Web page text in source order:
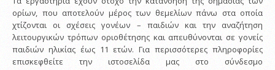
ορίων, που αποτελούν μέρος των θεμελίων πάνω στα οποία
χτίζονται οι σχέσεις γονέων – παιδιών και την αναζήτηση
λειτουργικών τρόπων οριοθέτησης και απευθύνονται σε γονείς
παιδιών ηλικίας έως 11 ετών. Για περισσότερες πληροφορίες
επισκεφθείτε την ιστοσελίδα μας στο σύνδεσμο